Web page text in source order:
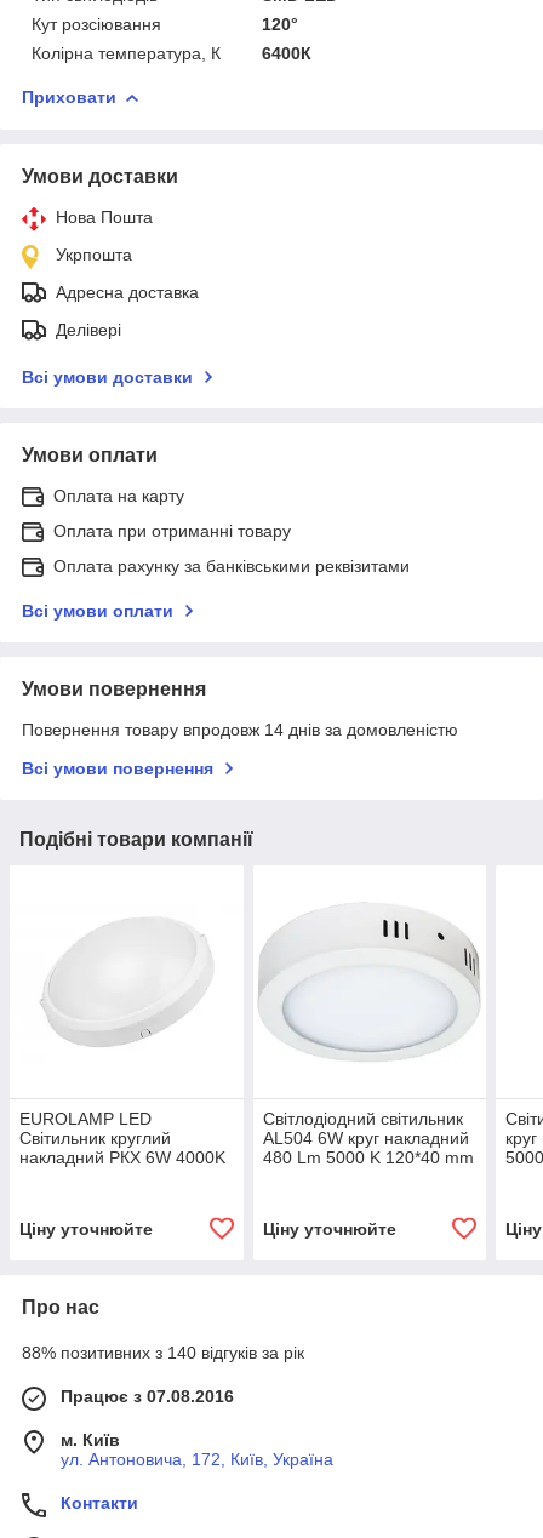
Кут розсіювання
120°
Колірна температура, К
6400К
Приховати
Умови доставки
Нова Пошта
Укрпошта
Адресна доставка
Делівері
Всі умови доставки
Умови оплати
Оплата на карту
Оплата при отриманні товару
Оплата рахунку за банківськими реквізитами
Всі умови оплати
Умови повернення
Повернення товару впродовж 14 днів за домовленістю
Всі умови повернення
Подібні товари компанії
EUROLAMP LED
Світильник круглий
накладний РКХ 6W 4000K
Ціну уточнюйте
Світлодіодний світильник
AL504 6W круг накладний
480 Lm 5000 K 120*40 mm
Ціну уточнюйте
Про нас
88% позитивних з 140 відгуків за рік
Працює з 07.08.2016
м. Київ
ул. Антоновича, 172, Київ, Україна
Контакти